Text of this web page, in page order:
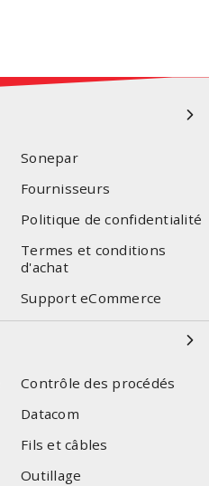
Sonepar
Fournisseurs
Politique de confidentialité
Termes et conditions
d'achat
Support eCommerce
Contrôle des procédés
Datacom
Fils et câbles
Outillage